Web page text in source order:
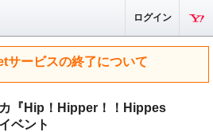
ログイン
サービスの終了について
カ『Hip！Hipper！！Hippes
ベント